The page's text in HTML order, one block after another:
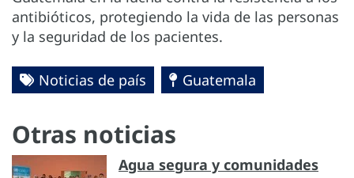
antibióticos, protegiendo la vida de las personas
y la seguridad de los pacientes.
Noticias de país Guatemala
Otras noticias
Agua segura y comunidades